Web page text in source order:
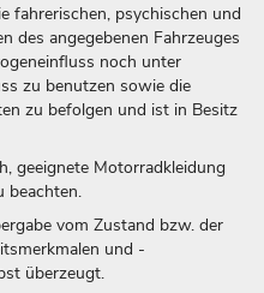
fahrerischen, psychischen und
des angegebenen Fahrzeuges
noch unter
zu benutzen sowie die
zu befolgen und ist in Besitz
geeignete Motorradkleidung
beachten.
vom Zustand bzw. der
und -
überzeugt.